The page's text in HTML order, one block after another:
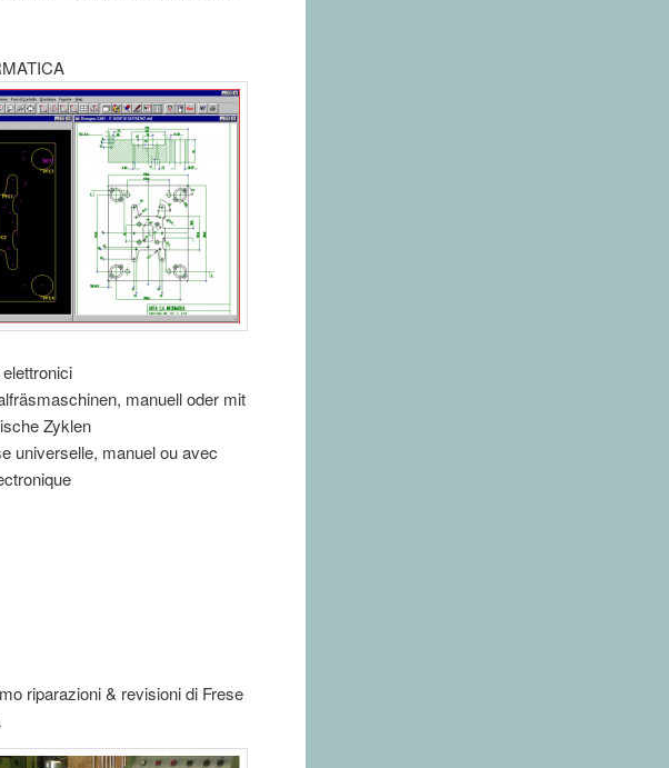
manuell oder mit
Zyklen
universelle, manuel ou avec
riparazioni & revisioni di Frese